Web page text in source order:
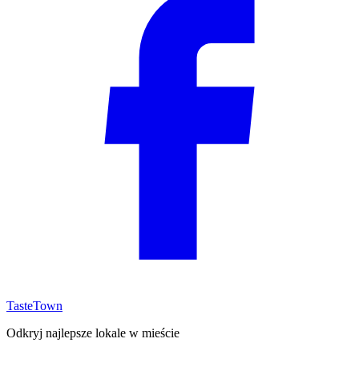
TasteTown
Odkryj najlepsze lokale w mieście